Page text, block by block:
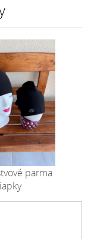
parma